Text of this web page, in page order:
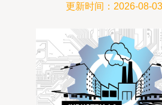
务成效
更新时间：2026-08-